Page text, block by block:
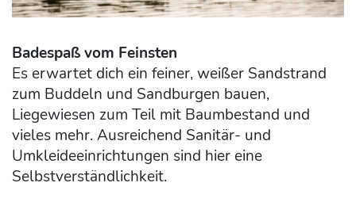
Badespaß vom Feinsten
Es erwartet dich ein feiner, weißer Sandstrand
zum Buddeln und Sandburgen bauen,
Liegewiesen zum Teil mit Baumbestand und
vieles mehr. Ausreichend Sanitär- und
Umkleideeinrichtungen sind hier eine
Selbstverständlichkeit.